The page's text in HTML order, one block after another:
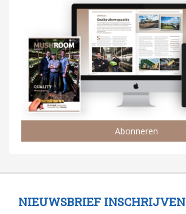
Abonneren
NIEUWSBRIEF INSCHRIJVEN